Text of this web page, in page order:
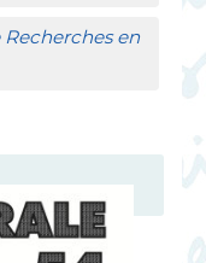
Recherches en